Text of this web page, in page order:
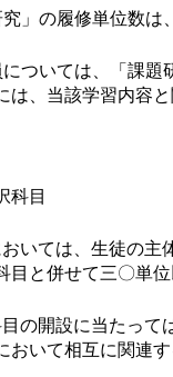
」の履修単位数は
ついては、「課題
は、当該学習内容
科目
いては、生徒の主
目と併せて三〇単
の開設に当たって
おいて相互に関連